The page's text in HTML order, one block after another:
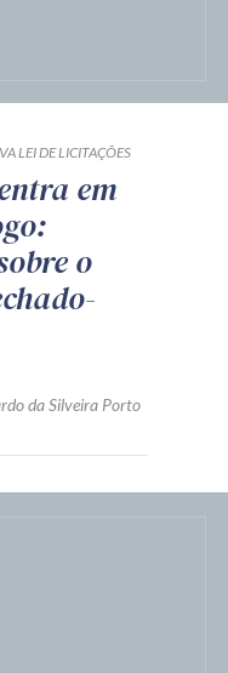
LEI DE LICITAÇÕES
em
o
da Silveira Porto